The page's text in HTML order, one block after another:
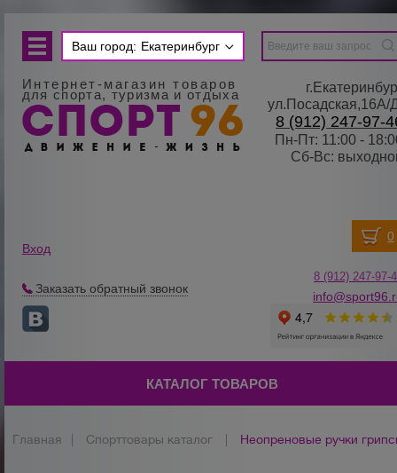
Ваш город: Екатеринбург
Интернет-магазин товаров
для спорта, туризма и отдыха
8 (912) 247-97-
Пн-Пт: 11:00 -
Сб-Вс:
Вход
Заказать обратный звонок
8 (912) 247-97-
КАТАЛОГ ТОВАРОВ
Главная Спорттовары каталог Неопреновые ручки